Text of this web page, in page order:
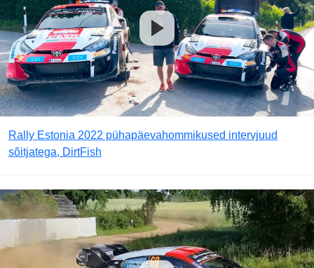
Rally Estonia 2022 pühapäevahommikused intervjuud
sõitjatega, DirtFish